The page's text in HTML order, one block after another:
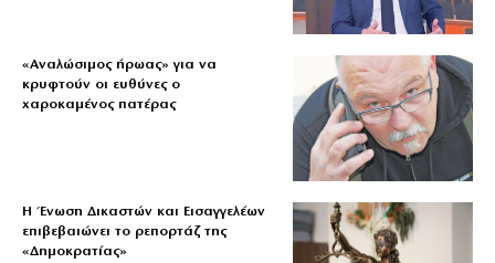
«Aναλώσιμος ήρωας» για να
κρυφτούν οι ευθύνες ο
χαροκαμένος πατέρας
Η Ένωση Δικαστών και Εισαγγελέων
επιβεβαιώνει το ρεπορτάζ της
«Δημοκρατίας»